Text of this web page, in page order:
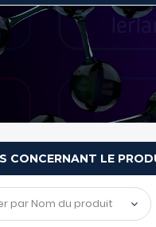
CONCERNANT LE